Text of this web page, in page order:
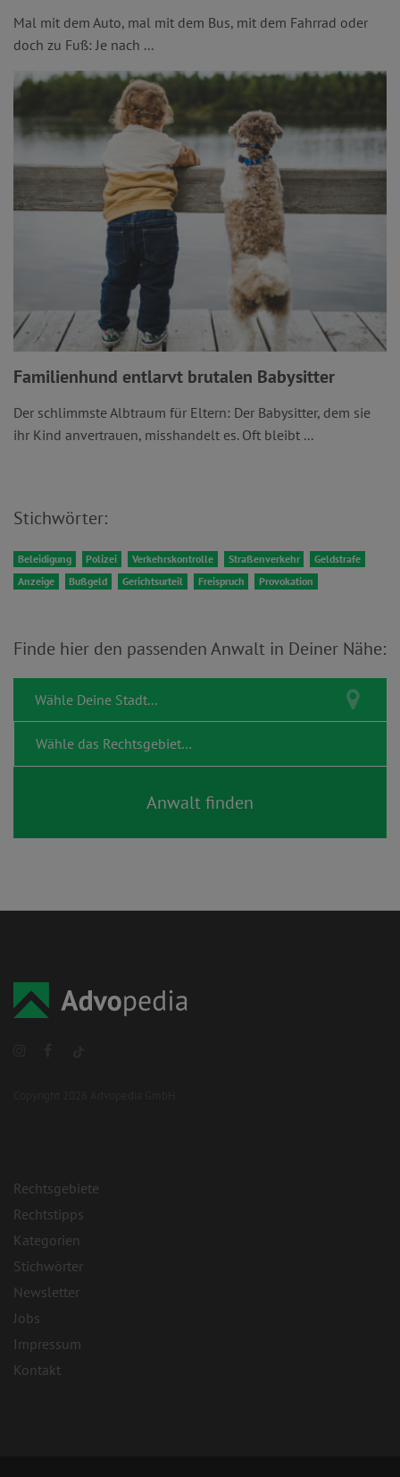
Mal mit dem Auto, mal mit dem Bus, mit dem Fahrrad oder
doch zu Fuß: Je nach ...
Familienhund entlarvt brutalen Babysitter
Der schlimmste Albtraum für Eltern: Der Babysitter, dem sie
ihr Kind anvertrauen, misshandelt es. Oft bleibt ...
Stichwörter:
Beleidigung Polizei Verkehrskontrolle Straßenverkehr
Geldstrafe
Anzeige
Bußgeld Gerichtsurteil Freispruch Provokation
Finde hier den passenden Anwalt in Deiner Nähe:
Rechtsgebiete
Rechtstipps
Kategorien
Stichwörter
Newsletter
Jobs
Impressum
Kontakt